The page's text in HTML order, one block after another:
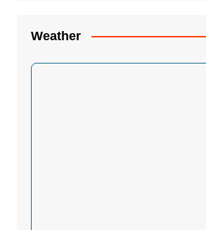
Weather